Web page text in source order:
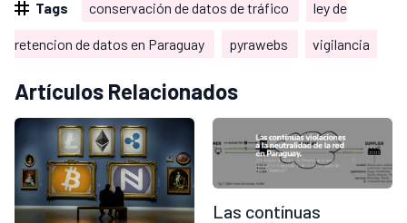
Tags conservación de datos de tráfico ley de
retencion de datos en Paraguay pyrawebs vigilancia
Artículos Relacionados
Las contínuas